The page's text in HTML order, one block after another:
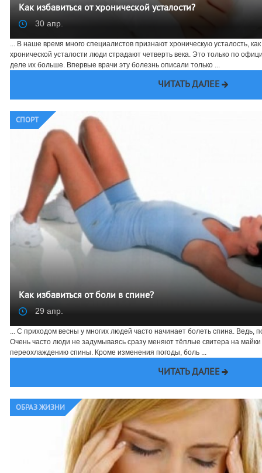
Как избавиться от хронической усталости?
30 апр.
... В наше время много специалистов признают хроническую усталость,
хронической усталости люди страдают четверть века. Это только по
деле их больше. Впервые врачи эту болезнь описали только ...
ЧИТАТЬ ДАЛЕЕ
СПОРТ
Как избавиться от боли в спине?
29 апр.
... С приходом весны у многих людей часто начинает болеть спина. Ведь,
Очень часто люди не задумываясь сразу меняют тёплые свитера на
переохлаждению спины. Кроме изменения погоды, боль ...
ЧИТАТЬ ДАЛЕЕ
ОБРАЗ ЖИЗНИ